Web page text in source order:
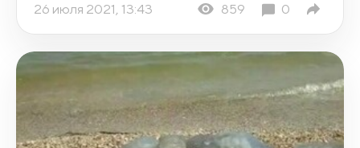
26 июля 2021, 13:43 859 0